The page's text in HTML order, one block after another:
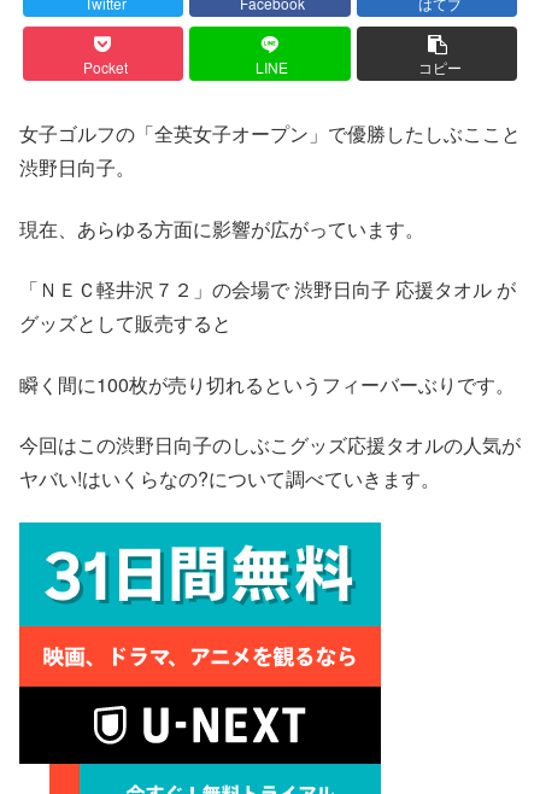
Pocket LINE コピー
女子ゴルフの「全英女子オープン」で優勝したしぶここと
渋野日向子。
現在、あらゆる方面に影響が広がっています。
「ＮＥＣ軽井沢７２」の会場で 渋野日向子 応援タオル が
グッズとして販売すると
瞬く間に100枚が売り切れるというフィーバーぶりです。
今回はこの渋野日向子のしぶこグッズ応援タオルの人気が
ヤバい!はいくらなの?について調べていきます。